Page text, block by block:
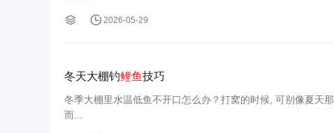
2026-05-29
冬天大棚钓鲤鱼技巧
冬季大棚里水温低鱼不开口怎么办？打窝的时候, 可别像夏天
而...